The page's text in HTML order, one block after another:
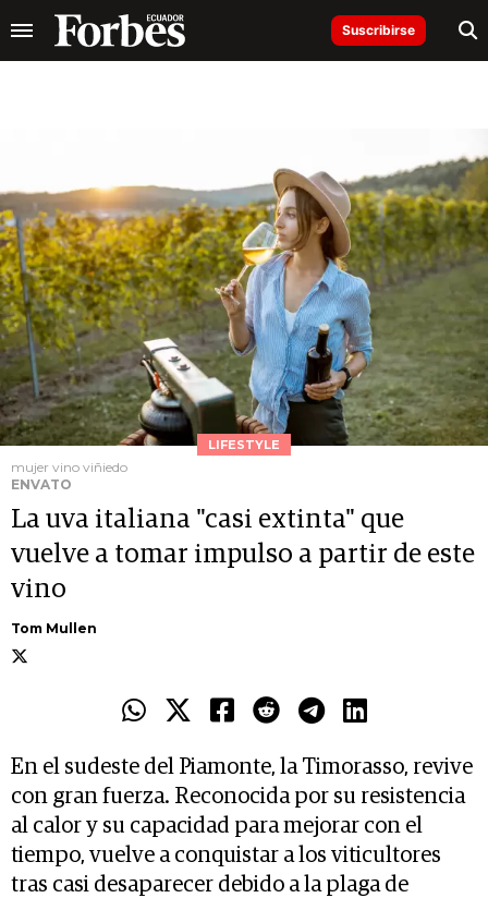
Suscribirse
LIFESTYLE
mujer vino viñiedo
ENVATO
La uva italiana "casi extinta" que
vuelve a tomar impulso a partir de este
vino
Tom Mullen
En el sudeste del Piamonte, la Timorasso, revive
con gran fuerza. Reconocida por su resistencia
al calor y su capacidad para mejorar con el
tiempo, vuelve a conquistar a los viticultores
tras casi desaparecer debido a la plaga de